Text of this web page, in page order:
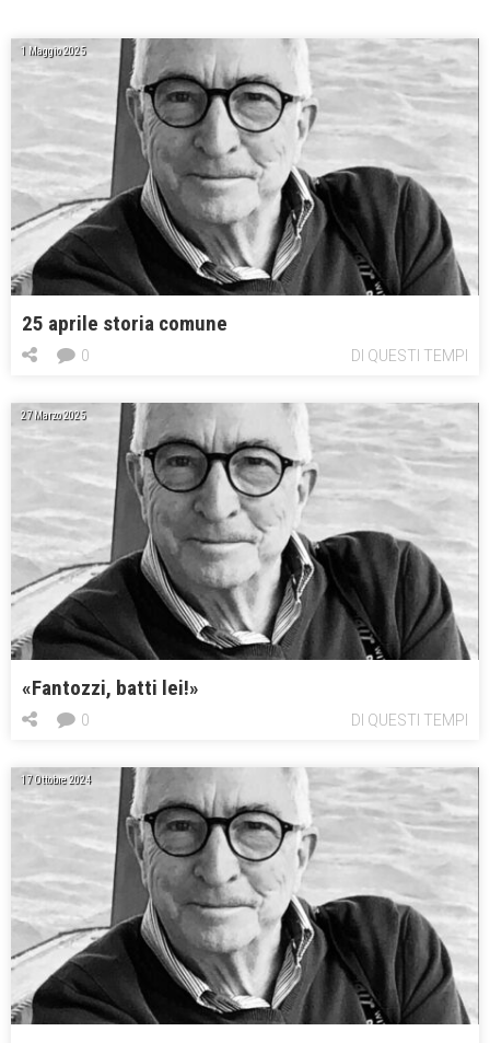
1 Maggio 2025
25 aprile storia comune
DI QUESTI TEMPI
0
27 Marzo 2025
«Fantozzi, batti lei!»
DI QUESTI TEMPI
0
17 Ottobre 2024